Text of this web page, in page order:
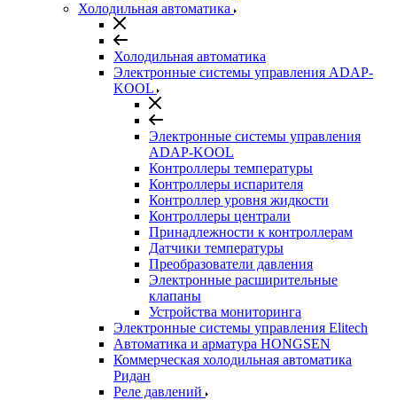
Холодильная автоматика
Холодильная автоматика
Электронные системы управления ADAP-
KOOL
Электронные системы управления
ADAP-KOOL
Контроллеры температуры
Контроллеры испарителя
Контроллер уровня жидкости
Контроллеры централи
Принадлежности к контроллерам
Датчики температуры
Преобразователи давления
Электронные расширительные
клапаны
Устройства мониторинга
Электронные системы управления Elitech
Автоматика и арматура HONGSEN
Коммерческая холодильная автоматика
Ридан
Реле давлений